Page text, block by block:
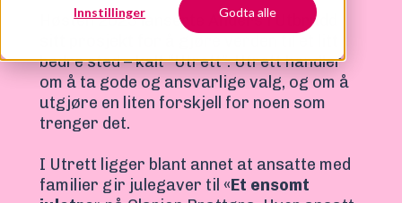
Innstillinger Godta alle
Høsten 2023 lanserte Anders i Utbrudd
bedre sted – kalt “Utrett”. Utrett handler
om å ta gode og ansvarlige valg, og om å
utgjøre en liten forskjell for noen som
trenger det.
I Utrett ligger blant annet at ansatte med
familier gir julegaver til «Et ensomt